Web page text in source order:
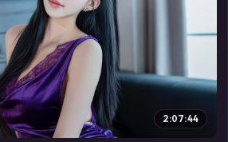
▶
2:07:44